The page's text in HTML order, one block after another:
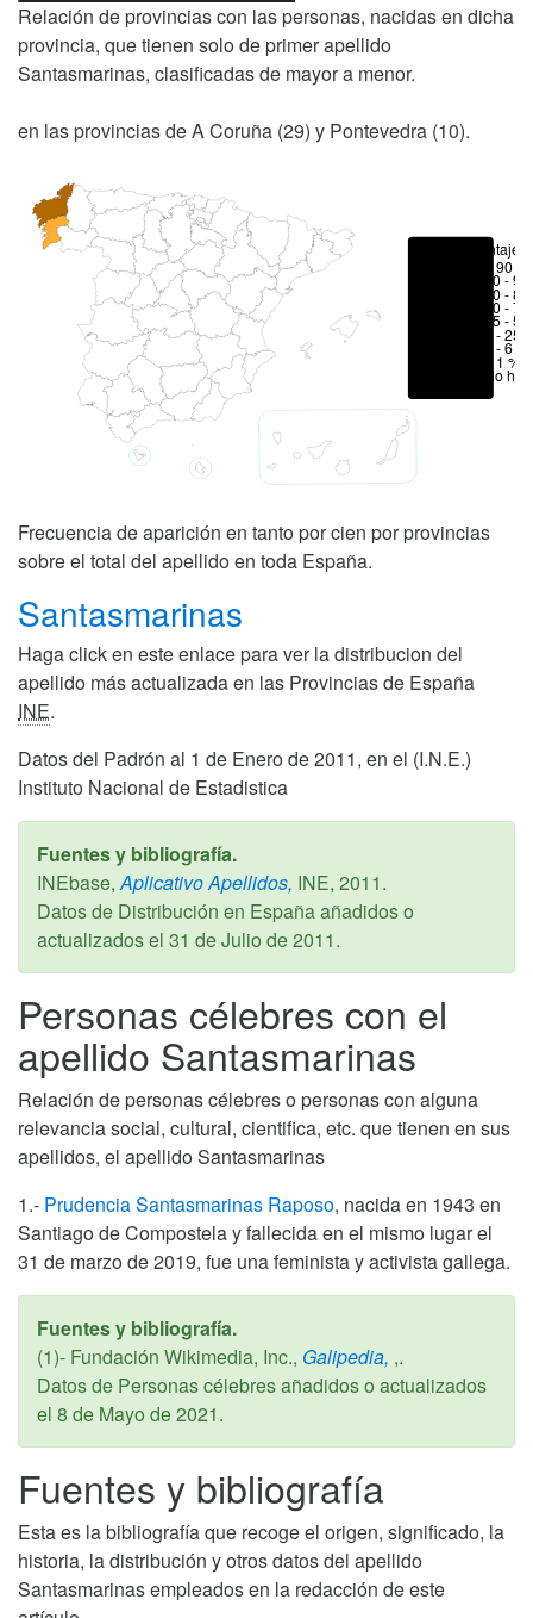
Relación de provincias con las personas, nacidas en dicha
provincia, que tienen solo de primer apellido
Santasmarinas, clasificadas de mayor a menor.
en las provincias de A Coruña (29) y Pontevedra (10).
Porcentajes
> 90 %
80 -
70 -
50 -
25 -
6 - 25
1 - 6 %
< 1 %
No hay
Frecuencia de aparición en tanto por cien por provincias
sobre el total del apellido en toda España.
Santasmarinas
Haga click en este enlace para ver la distribucion del
apellido más actualizada en las Provincias de España
INE.
Datos del Padrón al 1 de Enero de 2011, en el (I.N.E.)
Instituto Nacional de Estadistica
Fuentes y bibliografía.
INEbase, Aplicativo Apellidos, INE, 2011.
Datos de Distribución en España añadidos o
actualizados el 31 de Julio de 2011.
Personas célebres con el
apellido Santasmarinas
Relación de personas célebres o personas con alguna
relevancia social, cultural, cientifica, etc. que tienen en sus
apellidos, el apellido Santasmarinas
1.- Prudencia Santasmarinas Raposo, nacida en 1943 en
Santiago de Compostela y fallecida en el mismo lugar el
31 de marzo de 2019, fue una feminista y activista gallega.
Fuentes y bibliografía.
(1)- Fundación Wikimedia, Inc., Galipedia, ,.
Datos de Personas célebres añadidos o actualizados
el 8 de Mayo de 2021.
Fuentes y bibliografía
Esta es la bibliografía que recoge el origen, significado, la
historia, la distribución y otros datos del apellido
Santasmarinas empleados en la redacción de este